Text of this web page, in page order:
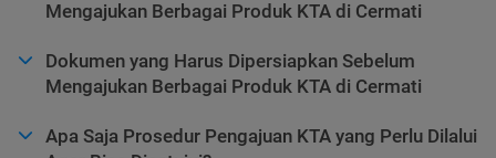
Mengajukan Berbagai Produk KTA di Cermati
Dokumen yang Harus Dipersiapkan Sebelum
Mengajukan Berbagai Produk KTA di Cermati
Apa Saja Prosedur Pengajuan KTA yang Perlu Dilalui